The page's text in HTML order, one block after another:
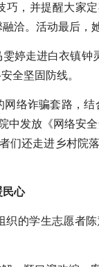
巧，并提醒大家
洽。活动最后，
婷走进白衣镇
全坚固防线。
络诈骗套路，
中发放《网络安
们还走进乡村院
民心
织的学生志愿者